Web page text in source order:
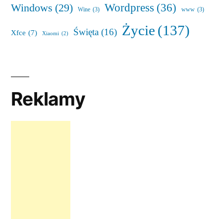
Windows (29) Wine (3) Wordpress (36) www (3)
Xfce (7) Xiaomi (2) Święta (16) Życie(137)
Reklamy